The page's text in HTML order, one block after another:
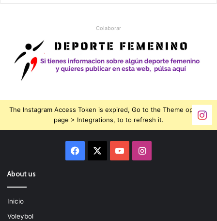
Colaborar
The Instagram Access Token is expired, Go to the Theme options
page > Integrations, to to refresh it.
Facebook YouTubeInstagram
About us
Inicio
Voleybol